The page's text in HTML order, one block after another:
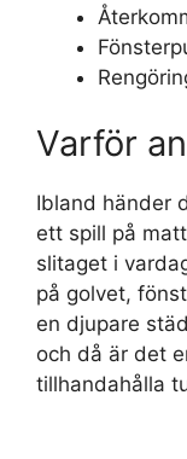
Varför
Ibland händer
ett spill på
slitaget i
på golvet,
en djupare
och då är det
tillhandahålla